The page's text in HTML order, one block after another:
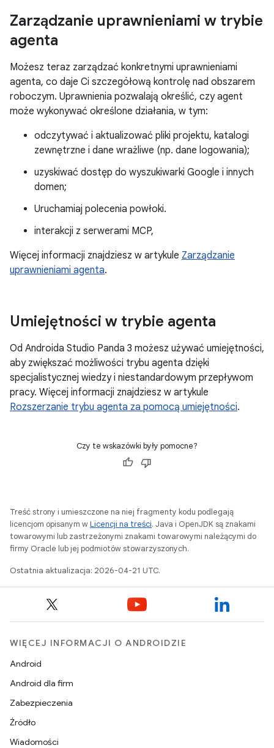
Zarządzanie uprawnieniami w trybie
agenta
Możesz teraz zarządzać konkretnymi uprawnieniami
agenta, co daje Ci szczegółową kontrolę nad obszarem
roboczym. Uprawnienia pozwalają określić, czy agent
może wykonywać określone działania, w tym:
odczytywać i aktualizować pliki projektu, katalogi
zewnętrzne i dane wrażliwe (np. dane logowania);
uzyskiwać dostęp do wyszukiwarki Google i innych
domen;
Uruchamiaj polecenia powłoki.
interakcji z serwerami MCP,
Więcej informacji znajdziesz w artykule Zarządzanie
uprawnieniami agenta.
Umiejętności w trybie agenta
Od Androida Studio Panda 3 możesz używać umiejętności,
aby zwiększać możliwości trybu agenta dzięki
specjalistycznej wiedzy i niestandardowym przepływom
pracy. Więcej informacji znajdziesz w artykule
Rozszerzanie trybu agenta za pomocą umiejętności.
Czy te wskazówki były pomocne?
Treść strony i umieszczone na niej fragmenty kodu podlegają
licencjom opisanym wLicencji na treści. Java i OpenJDK są znakami
towarowymi lub zastrzeżonymi znakami towarowymi należącymi do
firmy Oracle lub jej podmiotów stowarzyszonych.
Ostatnia aktualizacja: 2026-04-21 UTC.
WIĘCEJ INFORMACJI O ANDROIDZIE
Android
Android dla firm
Zabezpieczenia
Źródło
Wiadomości